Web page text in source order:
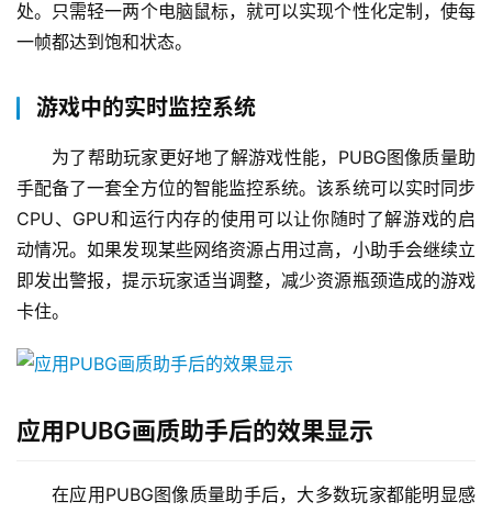
处。只需轻一两个电脑鼠标，就可以实现个性化定制，使每
一帧都达到饱和状态。
游戏中的实时监控系统
为了帮助玩家更好地了解游戏性能，PUBG图像质量助
手配备了一套全方位的智能监控系统。该系统可以实时同步
CPU、GPU和运行内存的使用可以让你随时了解游戏的启
动情况。如果发现某些网络资源占用过高，小助手会继续立
即发出警报，提示玩家适当调整，减少资源瓶颈造成的游戏
卡住。
应用PUBG画质助手后的效果显示
在应用PUBG图像质量助手后，大多数玩家都能明显感